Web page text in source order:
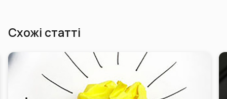
Схожі статті